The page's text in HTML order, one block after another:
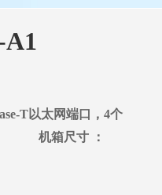
A1
T以太网端口，4个
箱尺寸
：